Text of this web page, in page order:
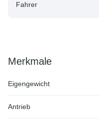
Fahrer
Merkmale
Eigengewicht
Antrieb